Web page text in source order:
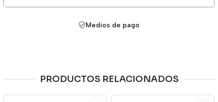
Medios de pago
PRODUCTOS RELACIONADOS